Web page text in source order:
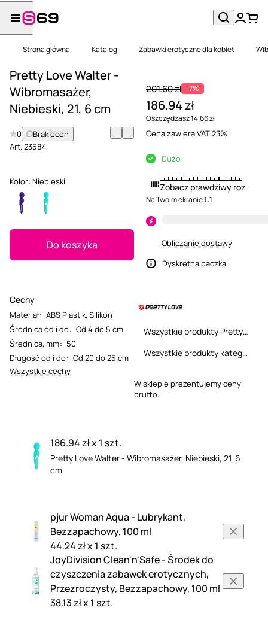
Strona główna Katalog Zabawki erotyczne dla kobiet
Pretty Love Walter -
Wibromasażer,
Niebieski, 21, 6 cm
0
Brak ocen
Art.23584
Kolor: Niebieski
Do koszyka
Cechy
Materiał: ABS Plastik, Silikon
Średnica od i do: Od 4 do 5 cm
Średnica, mm: 50
Długość od i do: Od 20 do 25 cm
Wszystkie cechy
201.60 zł -7%
186.94 zł
Oszczędzasz 14.66 zł
Cena zawiera VAT 23%
Dużo
Zobacz prawdziwy rozmiar
Na Twoim ekranie 1:1
Obliczanie dostawy
Dyskretna paczka
Wszystkie produkty Pretty Love
Wszystkie produkty kategorii
W sklepie prezentujemy ceny
brutto.
186.94 zł x 1 szt.
Pretty Love Walter - Wibromasażer, Niebieski, 21, 6
cm
pjur Woman Aqua - Lubrykant,
Bezzapachowy, 100 ml
44.24 zł x 1 szt.
JoyDivision Clean'n'Safe - Środek do
czyszczenia zabawek erotycznych,
Przezroczysty, Bezzapachowy, 100 ml
38.13 zł x 1 szt.